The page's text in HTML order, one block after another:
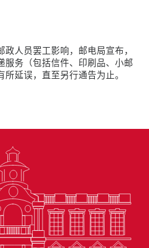
人员罢工影响，邮电局宣布，
服务（包括信件、印刷品、小邮
延误，直至另行通告为止。